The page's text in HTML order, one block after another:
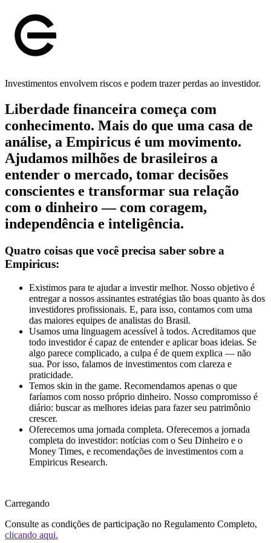
Investimentos envolvem riscos e podem trazer perdas ao investidor.
Liberdade financeira começa com
conhecimento. Mais do que uma casa de
análise, a Empiricus é um movimento.
Ajudamos milhões de brasileiros a
entender o mercado, tomar decisões
conscientes e transformar sua relação
com o dinheiro — com coragem,
independência e inteligência.
Quatro coisas que você precisa saber sobre a
Empiricus:
Existimos para te ajudar a investir melhor. Nosso objetivo é
entregar a nossos assinantes estratégias tão boas quanto às dos
investidores profissionais. E, para isso, contamos com uma
das maiores equipes de analistas do Brasil.
Usamos uma linguagem acessível à todos. Acreditamos que
todo investidor é capaz de entender e aplicar boas ideias. Se
algo parece complicado, a culpa é de quem explica — não
sua. Por isso, falamos de investimentos com clareza e
praticidade.
Temos skin in the game. Recomendamos apenas o que
faríamos com nosso próprio dinheiro. Nosso compromisso é
diário: buscar as melhores ideias para fazer seu patrimônio
crescer.
Oferecemos uma jornada completa. Oferecemos a jornada
completa do investidor: notícias com o Seu Dinheiro e o
Money Times, e recomendações de investimentos com a
Empiricus Research.
Carregando
Consulte as condições de participação no Regulamento Completo,
clicando aqui.